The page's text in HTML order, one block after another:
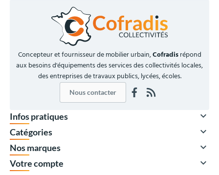
Concepteur et fournisseur de mobilier urbain,Cofradisrépond
aux besoins d'équipements des services des collectivités locales,
des entreprises de travaux publics, lycées, écoles.
Nous contacter
Infos pratiques 
Catégories 
Nos marques 
Votre compte 